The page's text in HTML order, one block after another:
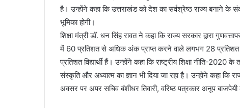
है। उन्होंने कहा कि उत्तराखंड को देश का सर्वश्रेष्ठ राज्य बनाने के
भूमिका होगी।
शिक्षा मंत्री डॉ. धन सिंह रावत ने कहा कि राज्य सरकार द्वारा
में 60 प्रतिशत से अधिक अंक प्राप्त करने वाले लगभग 28 प्रतिशत
प्रतिशत विद्यार्थी हैं। उन्होंने कहा कि राष्ट्रीय शिक्षा नीति-2020 के
संस्कृति और अध्यात्म का ज्ञान भी दिया जा रहा है। उन्होंने कहा कि
अवसर पर अपर सचिव बंशीधर तिवारी, वरिष्ठ पत्रकार अनूप